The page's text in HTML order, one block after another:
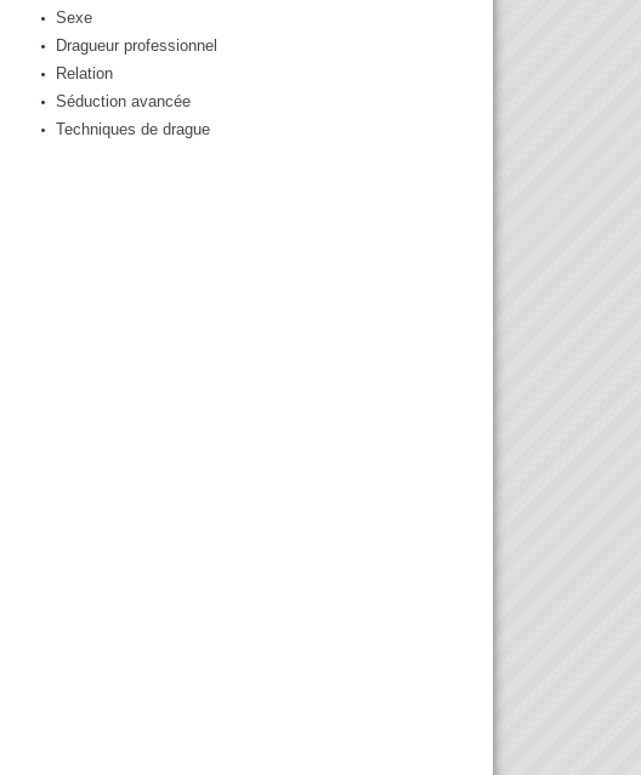
Sexe
Dragueur professionnel
Relation
Séduction avancée
Techniques de drague